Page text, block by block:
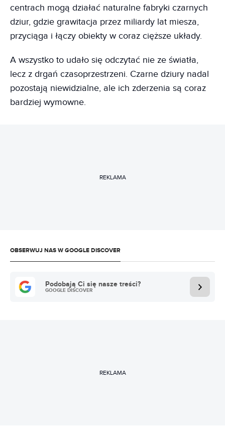
centrach mogą działać naturalne fabryki czarnych
dziur, gdzie grawitacja przez miliardy lat miesza,
przyciąga i łączy obiekty w coraz cięższe układy.
A wszystko to udało się odczytać nie ze światła,
lecz z drgań czasoprzestrzeni. Czarne dziury nadal
pozostają niewidzialne, ale ich zderzenia są coraz
bardziej wymowne.
REKLAMA
OBSERWUJ NAS W GOOGLE DISCOVER
Podobają Ci się nasze treści?
GOOGLE DISCOVER
REKLAMA